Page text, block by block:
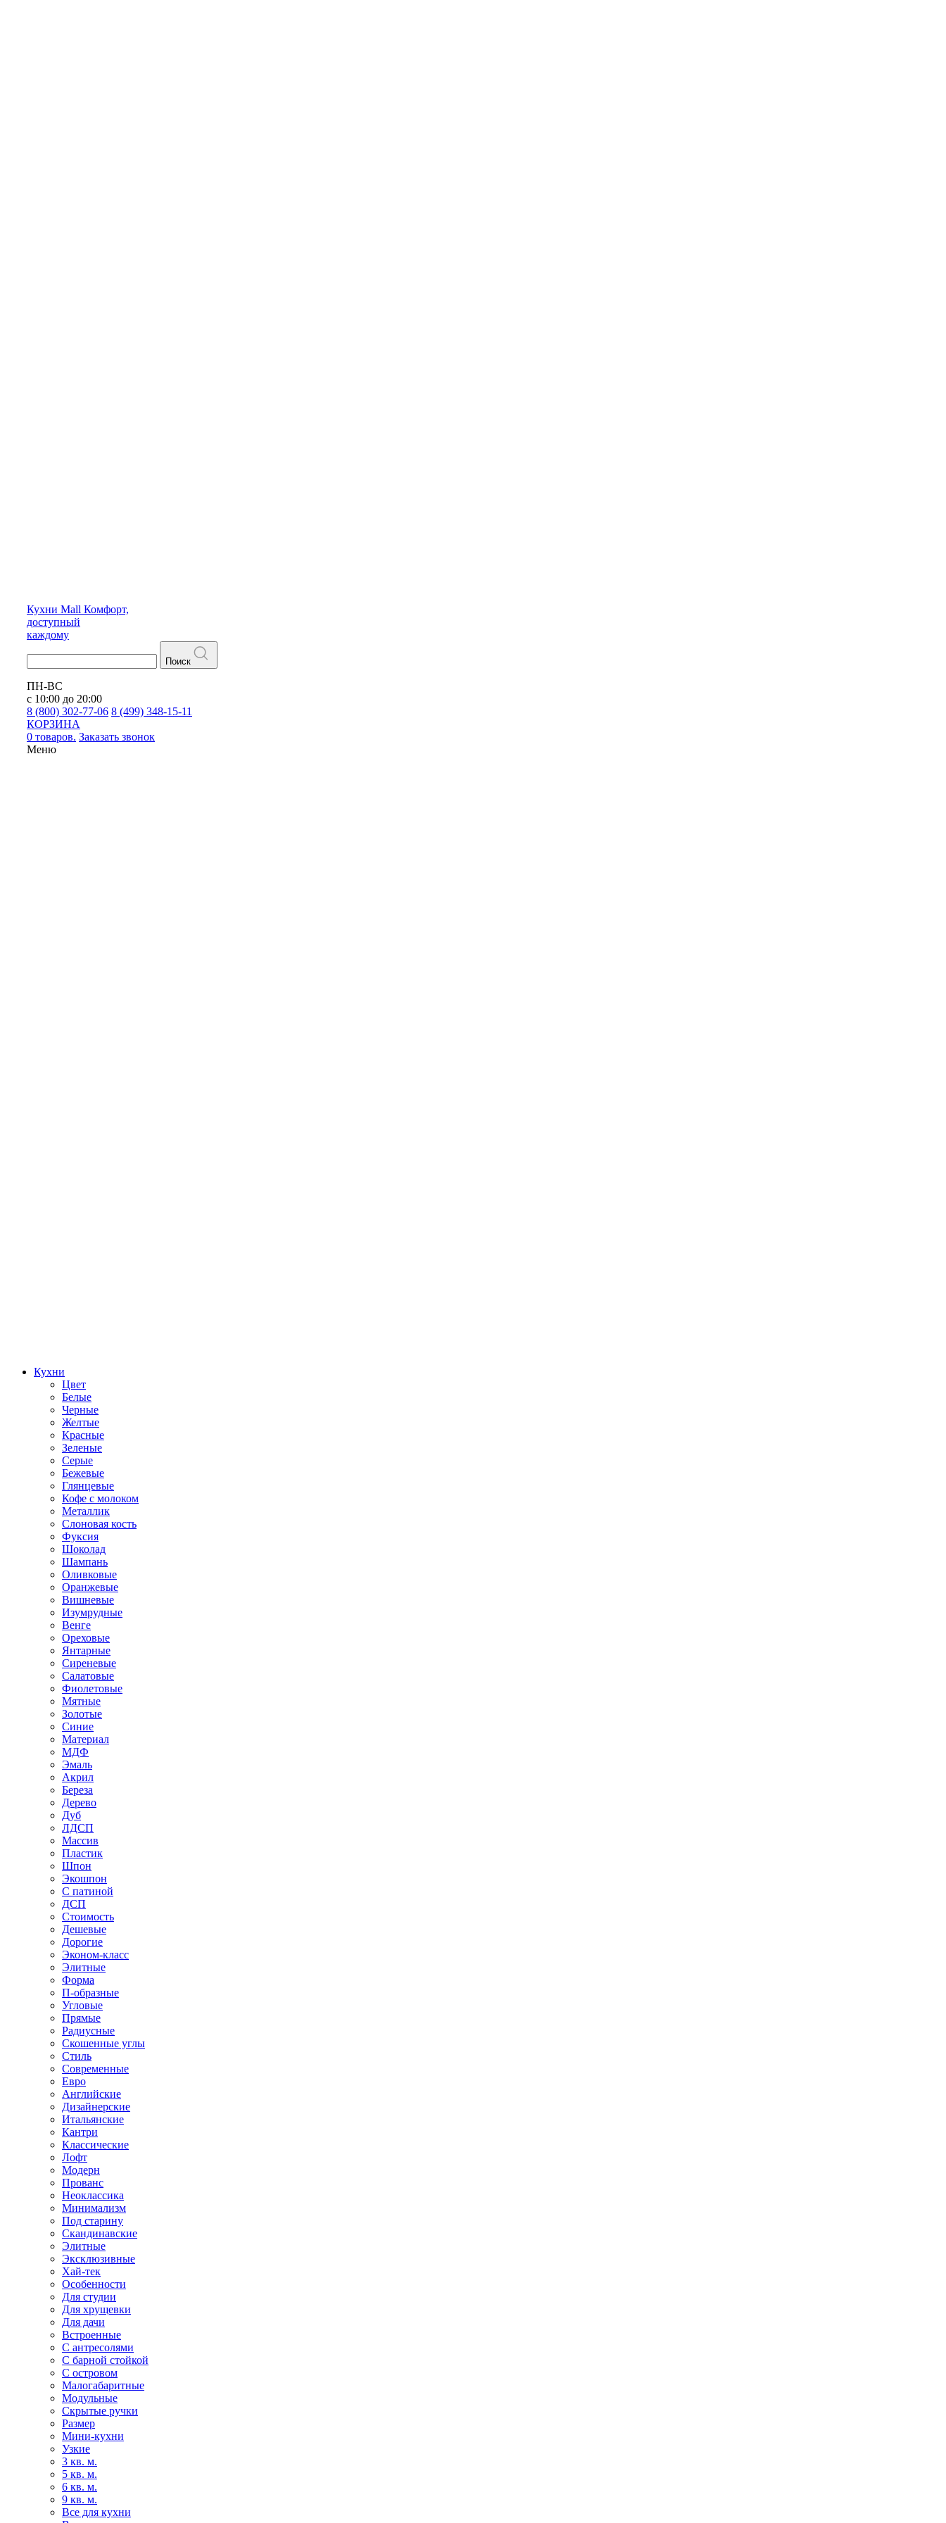
Кухни Mall Комфорт,
доступный
каждому
Поиск
ПН-ВС
с 10:00 до 20:00
8 (800) 302-77-06 8 (499) 348-15-11
КОРЗИНА
0 товаров. Заказать звонок
Меню
Кухни
Цвет
Белые
Черные
Желтые
Красные
Зеленые
Серые
Бежевые
Глянцевые
Кофе с молоком
Металлик
Слоновая кость
Фуксия
Шоколад
Шампань
Оливковые
Оранжевые
Вишневые
Изумрудные
Венге
Ореховые
Янтарные
Сиреневые
Салатовые
Фиолетовые
Мятные
Золотые
Синие
Материал
МДФ
Эмаль
Акрил
Береза
Дерево
Дуб
ЛДСП
Массив
Пластик
Шпон
Экошпон
С патиной
ДСП
Стоимость
Дешевые
Дорогие
Эконом-класс
Элитные
Форма
П-образные
Угловые
Прямые
Радиусные
Скошенные углы
Стиль
Современные
Евро
Английские
Дизайнерские
Итальянские
Кантри
Классические
Лофт
Модерн
Прованс
Неоклассика
Минимализм
Под старину
Скандинавские
Элитные
Эксклюзивные
Хай-тек
Особенности
Для студии
Для хрущевки
Для дачи
Встроенные
С антресолями
С барной стойкой
С островом
Малогабаритные
Модульные
Скрытые ручки
Размер
Мини-кухни
Узкие
3 кв. м.
5 кв. м.
6 кв. м.
9 кв. м.
Все для кухни